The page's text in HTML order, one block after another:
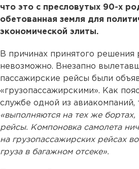
что это с пресловутых 90-х
обетованная земля для
экономической элиты.
В причинах принятого решения
невозможно. Внезапно
пассажирские рейсы были
«грузопассажирскими». Как
службе одной из авиакомпаний,
«выполняются на тех же бортах,
рейсы. Компоновка самолета
на грузопассажирских рейсах
груза в багажном отсеке».